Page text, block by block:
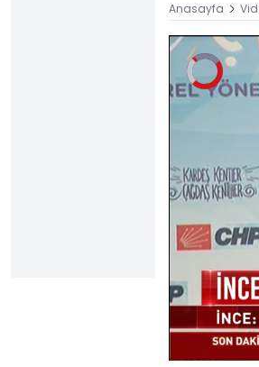
Anasayfa
Video
Oynatıcısı
yükleniyor.
Sesi
Aç